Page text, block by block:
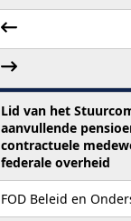
Lid van het
aanvullende
contractuele
federale overheid
FOD Beleid en